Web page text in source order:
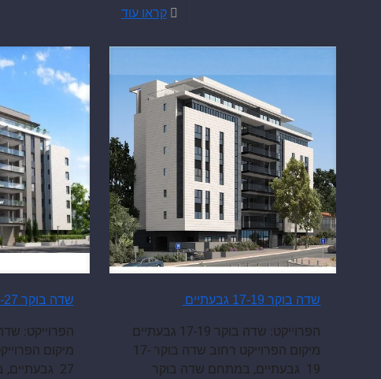
קראו עוד
שדה בוקר 17-19 גבעתיים
הפרוייקט: שדה בוקר 17-19 גבעתיים
מיקום הפרוייקט רחוב שדה בוקר 17-
19 גבעתיים, במתחם שדה בוקר
שדה בוקר 25-27 גבעתיים
27